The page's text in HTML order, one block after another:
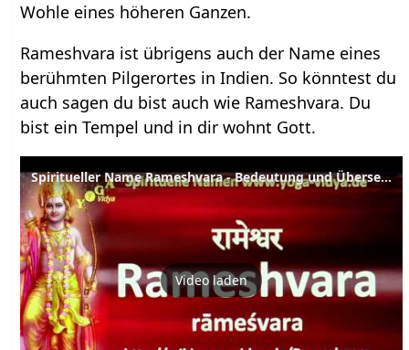
Wohle eines höheren Ganzen.
Rameshvara ist übrigens auch der Name eines
berühmten Pilgerortes in Indien. So könntest du
auch sagen du bist auch wie Rameshvara. Du
bist ein Tempel und in dir wohnt Gott.
Spiritueller Name Rameshvara - Bedeutung und Übersetzung aus dem Sanskrit
Video laden